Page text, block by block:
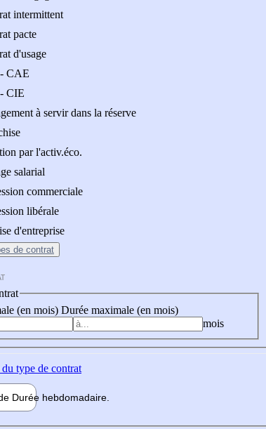
intermittent
pacte
d'usage
CAE
CIE
à servir dans la réserve
par l'activ.éco.
salarial
commerciale
libérale
d'entreprise
de contrat
(en mois) Durée maximale (en mois)
mois
type de contrat
Durée hebdomadaire